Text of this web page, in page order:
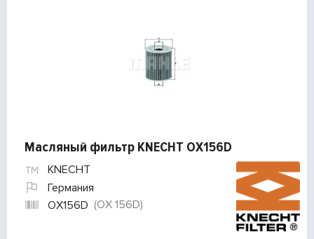
Масляный фильтр KNECHT OX156D
KNECHT
Германия
OX156D (OX 156D)